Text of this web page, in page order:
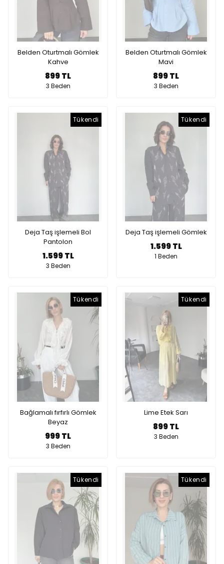
Belden Oturtmalı Gömlek
Kahve
899 TL
3 Beden
Belden Oturtmalı Gömlek
Mavi
899 TL
3 Beden
Tükendi
Deja Taş işlemeli Bol
Pantolon
1.599 TL
3 Beden
Tükendi
Deja Taş işlemeli Gömlek
1.599 TL
1 Beden
Tükendi
Bağlamalı fırfırlı Gömlek
Beyaz
999 TL
3 Beden
Tükendi
Lime Etek Sarı
899 TL
3 Beden
Tükendi Tükendi